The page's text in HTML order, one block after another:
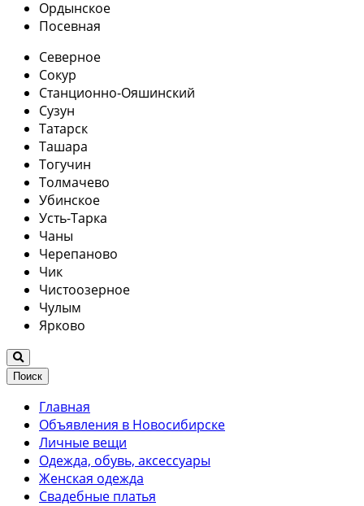
Ордынское
Посевная
Северное
Сокур
Станционно-Ояшинский
Сузун
Татарск
Ташара
Тогучин
Толмачево
Убинское
Усть-Тарка
Чаны
Черепаново
Чик
Чистоозерное
Чулым
Ярково
Поиск
Главная
Объявления в Новосибирске
Личные вещи
Одежда, обувь, аксессуары
Женская одежда
Свадебные платья